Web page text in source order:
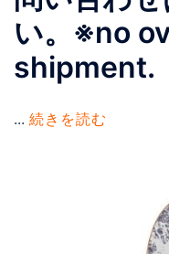
い。※no
shipment.
... 続きを読む